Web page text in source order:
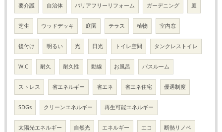
要介護 自治体 バリアフリーリフォーム ガーデニング 庭
芝生 ウッドデッキ 庭園 テラス 植物 室内窓
後付け 明るい 光 日光 トイレ空間 タンクレストイレ
W.C 耐久 耐久性 動線 お風呂 バスルーム
ストレス 省エネルギー 省エネ 省エネ住宅 優遇制度
SDGs クリーンエネルギー 再生可能エネルギー
太陽光エネルギー 自然光 エネルギー エコ 断熱リノベ